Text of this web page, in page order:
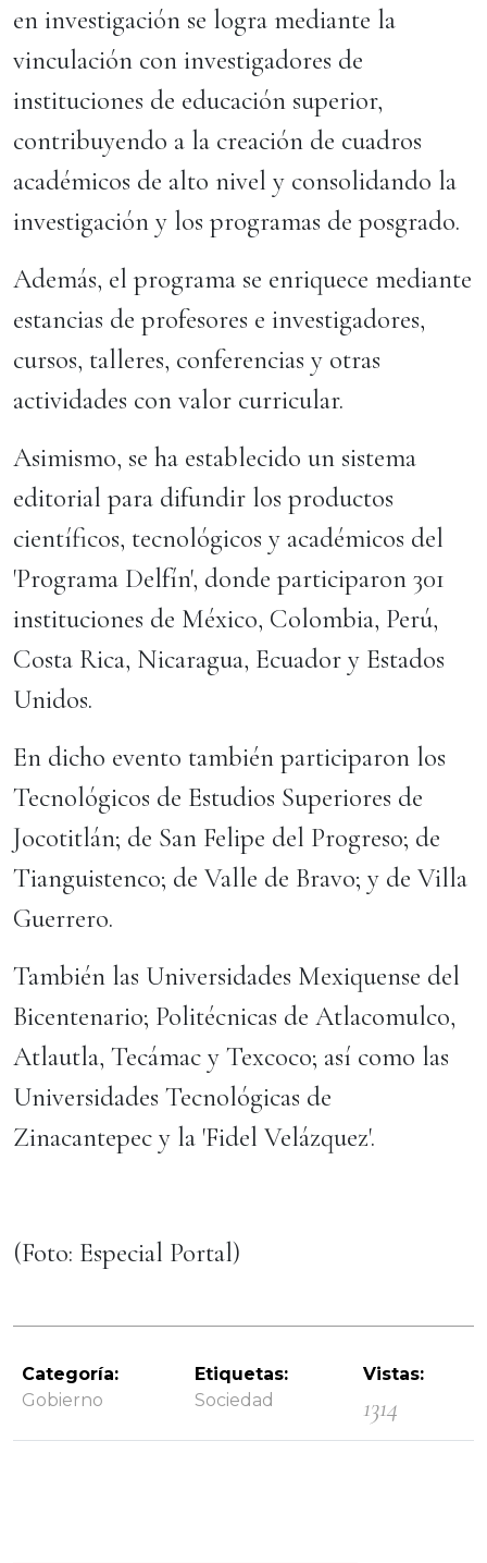
en investigación se logra mediante la
vinculación con investigadores de
instituciones de educación superior,
contribuyendo a la creación de cuadros
académicos de alto nivel y consolidando la
investigación y los programas de posgrado.
Además, el programa se enriquece mediante
estancias de profesores e investigadores,
cursos, talleres, conferencias y otras
actividades con valor curricular.
Asimismo, se ha establecido un sistema
editorial para difundir los productos
científicos, tecnológicos y académicos del
'Programa Delfín', donde participaron 301
instituciones de México, Colombia, Perú,
Costa Rica, Nicaragua, Ecuador y Estados
Unidos.
En dicho evento también participaron los
Tecnológicos de Estudios Superiores de
Jocotitlán; de San Felipe del Progreso; de
Tianguistenco; de Valle de Bravo; y de Villa
Guerrero.
También las Universidades Mexiquense del
Bicentenario; Politécnicas de Atlacomulco,
Atlautla, Tecámac y Texcoco; así como las
Universidades Tecnológicas de
Zinacantepec y la 'Fidel Velázquez'.
(Foto: Especial Portal)
Categoría:
Gobierno
Etiquetas:
Sociedad
Vistas:
1314